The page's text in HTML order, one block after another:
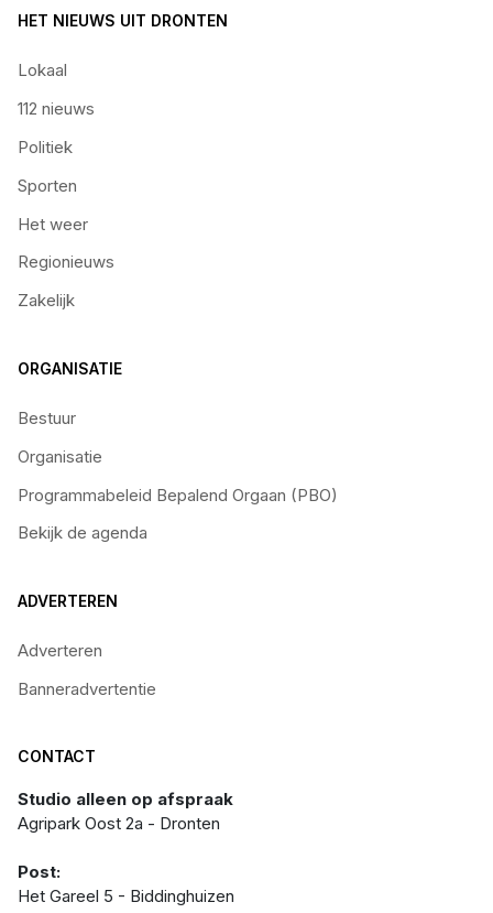
HET NIEUWS UIT DRONTEN
Lokaal
112 nieuws
Politiek
Sporten
Het weer
Regionieuws
Zakelijk
ORGANISATIE
Bestuur
Organisatie
Programmabeleid Bepalend Orgaan (PBO)
Bekijk de agenda
ADVERTEREN
Adverteren
Banneradvertentie
CONTACT
Studio alleen op afspraak
Agripark Oost 2a - Dronten
Post:
Het Gareel 5 - Biddinghuizen